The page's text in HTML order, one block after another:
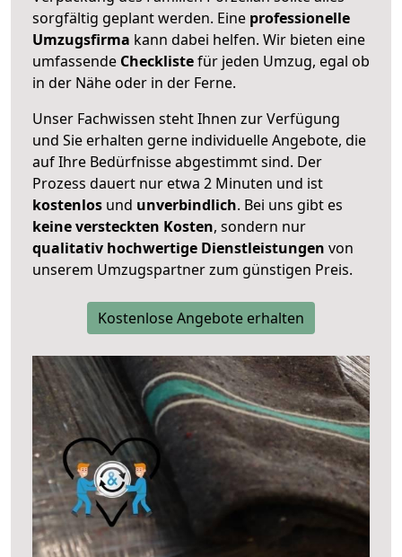
sorgfältig geplant werden. Eine professionelle
Umzugsfirma kann dabei helfen. Wir bieten eine
umfassende Checklistefür jeden Umzug, egal ob
in der Nähe oder in der Ferne.
Unser Fachwissen steht Ihnen zur Verfügung
und Sie erhalten gerne individuelle Angebote, die
auf Ihre Bedürfnisse abgestimmt sind. Der
Prozess dauert nur etwa 2 Minuten und ist
kostenlos und unverbindlich. Bei uns gibt es
keine versteckten Kosten, sondern nur
qualitativ hochwertige Dienstleistungen von
unserem Umzugspartner zum günstigen Preis.
Kostenlose Angebote erhalten